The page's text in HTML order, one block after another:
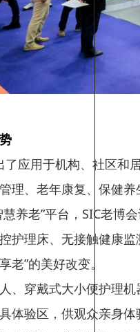
应用于机构、社区
理、老年康复、保健养
养老”平台，SIC老博
护理床、无接触健康
老”的美好改变。
、穿戴式大小便护理
体验区，供观众亲身体